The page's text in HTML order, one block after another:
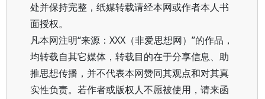
处并保持完整，纸媒转载请经本网或作者本人书
面授权。
凡本网注明“来源：XXX（非爱思想网）”的作品，
均转载自其它媒体，转载目的在于分享信息、助
推思想传播，并不代表本网赞同其观点和对其真
实性负责。若作者或版权人不愿被使用，请来函